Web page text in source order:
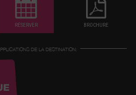
RÉSERVER BROCHURE
DE LA DESTINATION: